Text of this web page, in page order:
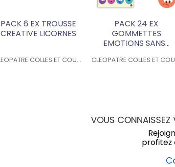
PACK 6 EX TROUSSE
CREATIVE LICORNES
CLEOPATRE COLLES ET COULEURS
PACK 24 EX
GOMMETTES
EMOTIONS SANS...
VOUS CONNAISSEZ
profitez